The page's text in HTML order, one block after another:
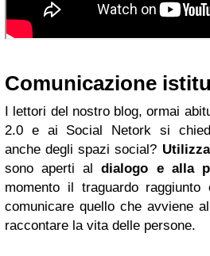
Comunicazione
I lettori del nostro blog, ormai
2.0 e ai Social Netork si
anche degli spazi social?
sono aperti aldialogo e alla
momento il traguardo
comunicare quello che avviene
raccontare la vita delle persone.